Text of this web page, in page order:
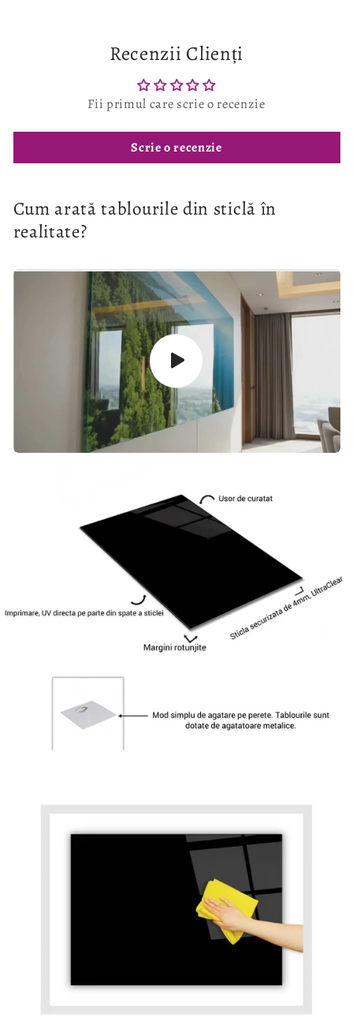
Recenzii Clienți
Fii primul care scrie o recenzie
Scrie o recenzie
Cum arată tablourile din sticlă în
realitate?